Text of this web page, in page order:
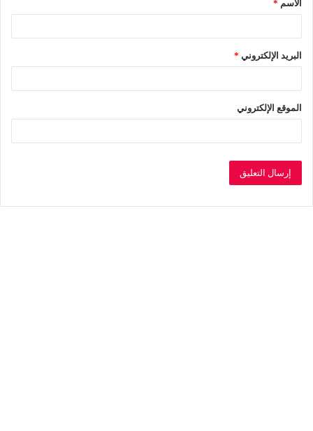
*
الاسم *
البريد الإلكتروني *
الموقع الإلكتروني